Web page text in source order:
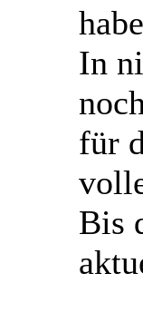
In
für
Bis